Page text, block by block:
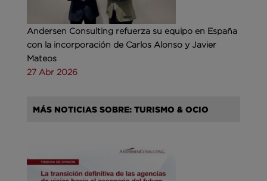
Andersen Consulting refuerza su equipo en España
con la incorporación de Carlos Alonso y Javier
Mateos
27 Abr 2026
MÁS NOTICIAS SOBRE: TURISMO & OCIO